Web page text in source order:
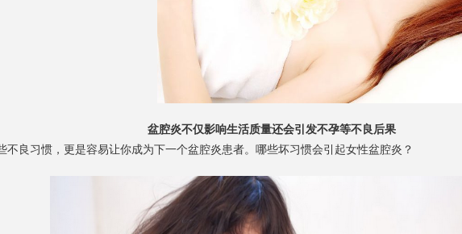
盆腔炎不仅影响生活质量还会引发不孕等不良后果
习惯，更是容易让你成为下一个盆腔炎患者。哪些坏习惯会引起女性盆腔炎？